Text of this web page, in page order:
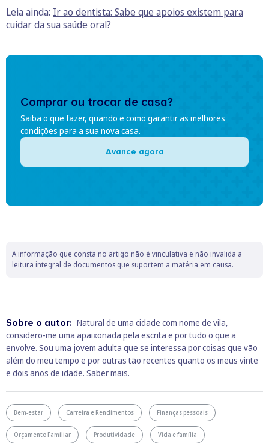
Leia ainda: Ir ao dentista: Sabe que apoios existem para
cuidar da sua saúde oral?
Comprar ou trocar de casa?
Saiba o que fazer, quando e como garantir as melhores
condições para a sua nova casa.
Avance agora
A informação que consta no artigo não é vinculativa e não invalida a
leitura integral de documentos que suportem a matéria em causa.
Sobre o autor: Natural de uma cidade com nome de vila,
considero-me uma apaixonada pela escrita e por tudo o que a
envolve. Sou uma jovem adulta que se interessa por coisas que vão
além do meu tempo e por outras tão recentes quanto os meus vinte
e dois anos de idade. Saber mais.
Bem-estar Carreira e Rendimentos Finanças pessoais
Orçamento Familiar Produtividade Vida e família